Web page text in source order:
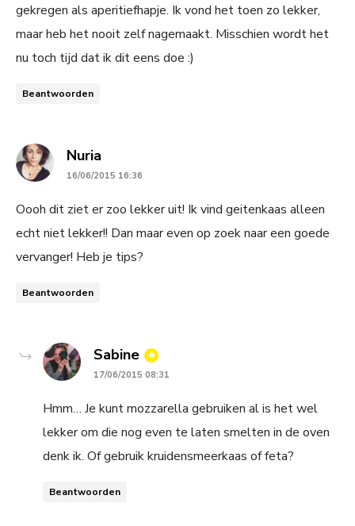
gekregen als aperitiefhapje. Ik vond het toen zo lekker,
maar heb het nooit zelf nagemaakt. Misschien wordt het
nu toch tijd dat ik dit eens doe :)
Beantwoorden
Nuria
16/06/2015 16:36
Oooh dit ziet er zoo lekker uit! Ik vind geitenkaas alleen
echt niet lekker!! Dan maar even op zoek naar een goede
vervanger! Heb je tips?
Beantwoorden
Sabine says:
17/06/2015 08:31
Hmm… Je kunt mozzarella gebruiken al is het wel
lekker om die nog even te laten smelten in de oven
denk ik. Of gebruik kruidensmeerkaas of feta?
Beantwoorden